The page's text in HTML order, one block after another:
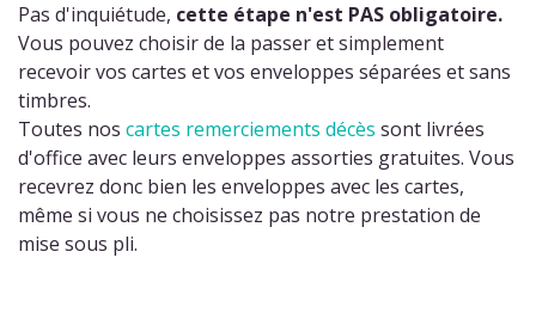
Pas d'inquiétude, cette étape n'est PAS obligatoire.
Vous pouvez choisir de la passer et simplement
recevoir vos cartes et vos enveloppes séparées et sans
timbres.
Toutes nos cartes remerciements décès sont livrées
d'office avec leurs enveloppes assorties gratuites. Vous
recevrez donc bien les enveloppes avec les cartes,
même si vous ne choisissez pas notre prestation de
mise sous pli.